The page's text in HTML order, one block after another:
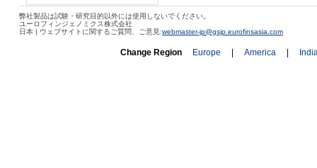
弊社製品は試験・研究目的以外には使用しないでください。
ユーロフィンジェノミクス株式会社
日本 | ウェブサイトに関するご質問、ご意見:webmaster-jp@gsjp.eurofinsasia.com
Change Region Europe America